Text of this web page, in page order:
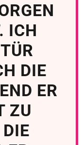
ICH
DIE
ER
ZU